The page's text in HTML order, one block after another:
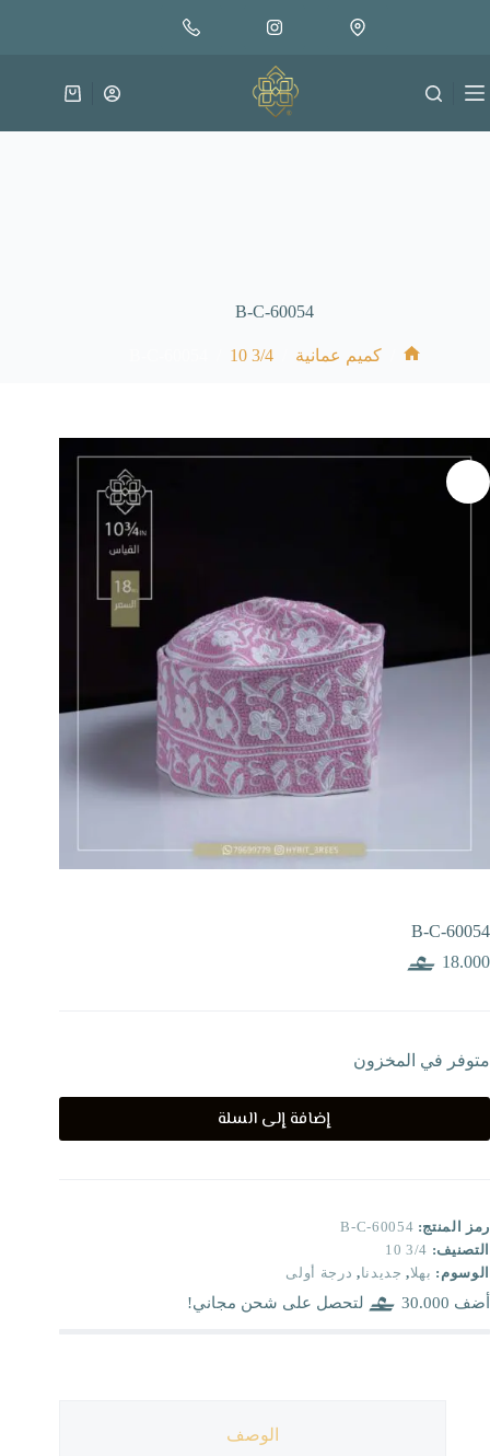
متوفر في المخزون
إضافة إلى السلة
عربة
B-C-60054
كميم عمانية 3/4 10
B-C-60054
18.000
متوفر في المخزون
إضافة إلى السلة
رمز المنتج: B-C-60054
التصنيف: 3/4 10
الوسوم: بهلا, جديدنا, درجة أولى
أضف 30.000 لتحصل على شحن مجاني!
الوصف